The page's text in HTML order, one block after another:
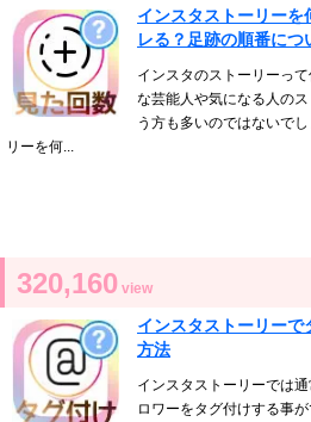
インスタストーリー
レる？足跡の順番につ
インスタのストーリーっ
な芸能人や気になる人の
う方も多いのではないで
リーを何...
320,160 view
インスタストーリーで
方法
インスタストーリーでは
ロワーをタグ付けする事